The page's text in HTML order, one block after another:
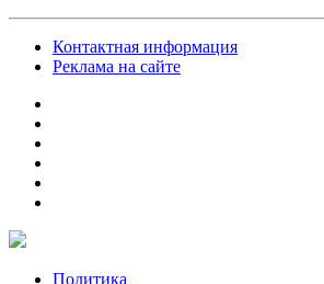
Контактная информация
Реклама на сайте
Политика